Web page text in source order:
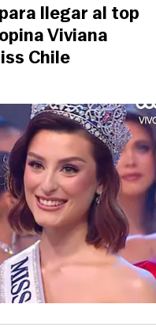
llegar al top
Viviana
Chile